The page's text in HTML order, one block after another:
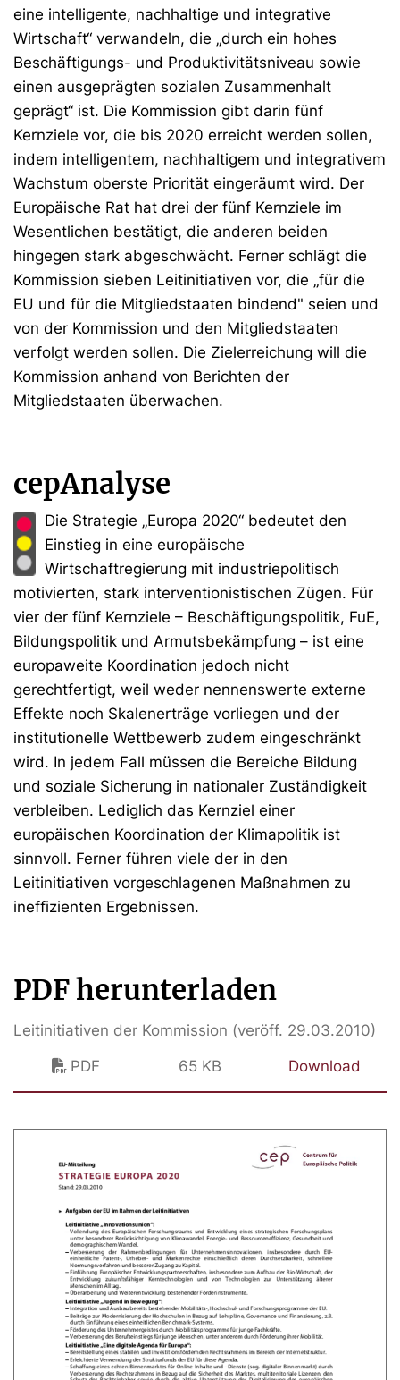
eine intelligente, nachhaltige und integrative
Wirtschaft“ verwandeln, die „durch ein hohes
Beschäftigungs- und Produktivitätsniveau sowie
einen ausgeprägten sozialen Zusammenhalt
geprägt“ ist. Die Kommission gibt darin fünf
Kernziele vor, die bis 2020 erreicht werden sollen,
indem intelligentem, nachhaltigem und integrativem
Wachstum oberste Priorität eingeräumt wird. Der
Europäische Rat hat drei der fünf Kernziele im
Wesentlichen bestätigt, die anderen beiden
hingegen stark abgeschwächt. Ferner schlägt die
Kommission sieben Leitinitiativen vor, die „für die
EU und für die Mitgliedstaaten bindend" seien und
von der Kommission und den Mitgliedstaaten
verfolgt werden sollen. Die Zielerreichung will die
Kommission anhand von Berichten der
Mitgliedstaaten überwachen.
cepAnalyse
Die Strategie „Europa 2020“ bedeutet den
Einstieg in eine europäische
Wirtschaftregierung mit industriepolitisch
motivierten, stark interventionistischen Zügen. Für
vier der fünf Kernziele – Beschäftigungspolitik, FuE,
Bildungspolitik und Armutsbekämpfung – ist eine
europaweite Koordination jedoch nicht
gerechtfertigt, weil weder nennenswerte externe
Effekte noch Skalenerträge vorliegen und der
institutionelle Wettbewerb zudem eingeschränkt
wird. In jedem Fall müssen die Bereiche Bildung
und soziale Sicherung in nationaler Zuständigkeit
verbleiben. Lediglich das Kernziel einer
europäischen Koordination der Klimapolitik ist
sinnvoll. Ferner führen viele der in den
Leitinitiativen vorgeschlagenen Maßnahmen zu
ineffizienten Ergebnissen.
PDF herunterladen
Leitinitiativen der Kommission (veröff. 29.03.2010)
PDF
65 KB Download